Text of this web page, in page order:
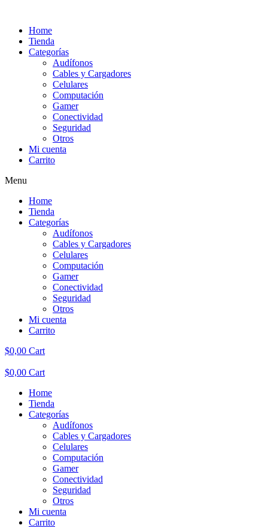
contenidoHome
Tienda
Categorías
Audífonos
Cables y Cargadores
Celulares
Computación
Gamer
Conectividad
Seguridad
Otros
Mi cuenta
Carrito
Menu
Home
Tienda
Categorías
Audífonos
Cables y Cargadores
Celulares
Computación
Gamer
Conectividad
Seguridad
Otros
Mi cuenta
Carrito
$0,00 Cart
$0,00 Cart
Home
Tienda
Categorías
Audífonos
Cables y Cargadores
Celulares
Computación
Gamer
Conectividad
Seguridad
Otros
Mi cuenta
Carrito